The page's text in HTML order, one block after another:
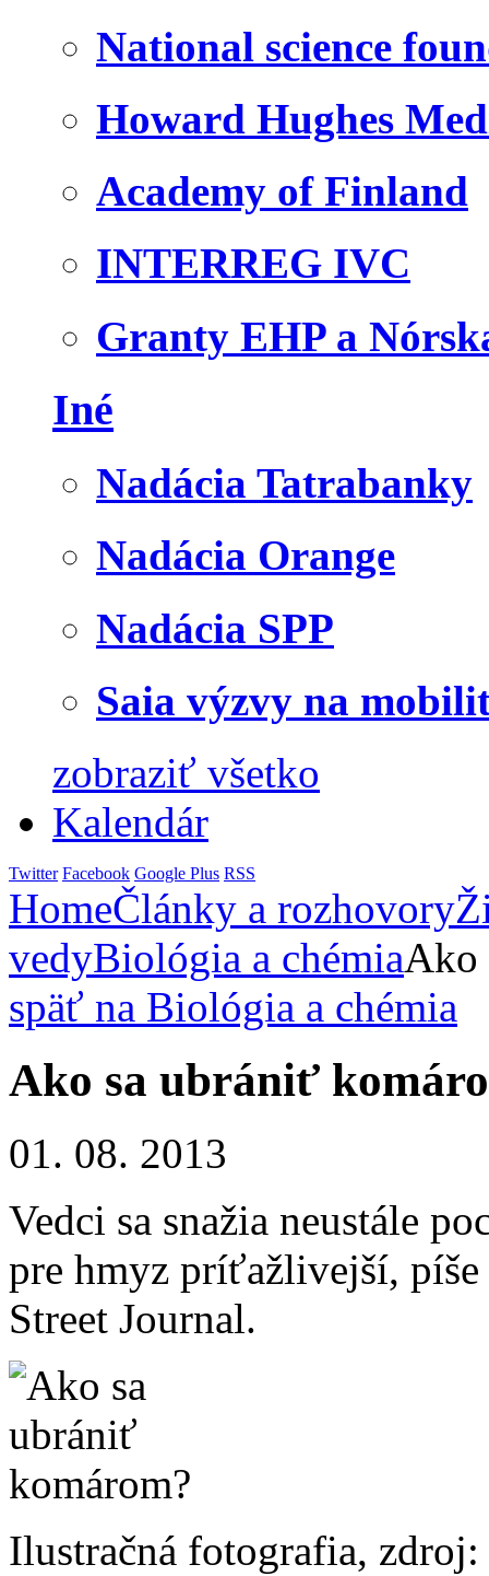
National science
Howard Hughes
Academy of Finland
INTERREG IVC
Granty EHP a
Iné
Nadácia Tatrabanky
Nadácia Orange
Nadácia SPP
Saia výzvy na
zobraziť všetko
Kalendár
Twitter Facebook Google Plus RSS
HomeČlánky a rozhovory
vedyBiológia a chémiaAko
späť na Biológia a chémia
Ako sa ubrániť
01. 08. 2013
Vedci sa snažia neustále
pre hmyz príťažlivejší,
Street Journal.
Ilustračná fotografia,